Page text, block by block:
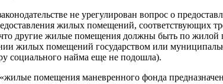
не урегулирован вопрос о
жилых помещений,
что другие жилые помещения должны быть по
жилых помещений государством или
социального найма еще не подошла).
помещения маневренного фонда